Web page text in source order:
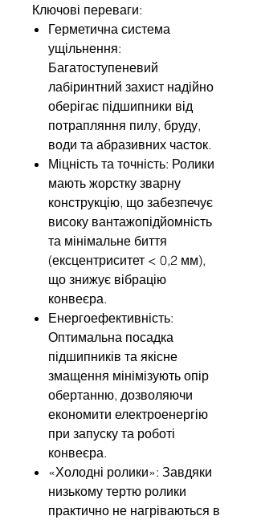
Ключові переваги:
Герметична система
ущільнення:
Багатоступеневий
лабіринтний захист надійно
оберігає підшипники від
потрапляння пилу, бруду,
води та абразивних часток.
Міцність та точність: Ролики
мають жорстку зварну
конструкцію, що забезпечує
високу вантажопідйомність
та мінімальне биття
(ексцентриситет < 0,2 мм),
що знижує вібрацію
конвеєра.
Енергоефективність:
Оптимальна посадка
підшипників та якісне
змащення мінімізують опір
обертанню, дозволяючи
економити електроенергію
при запуску та роботі
конвеєра.
«Холодні ролики»: Завдяки
низькому тертю ролики
практично не нагріваються в